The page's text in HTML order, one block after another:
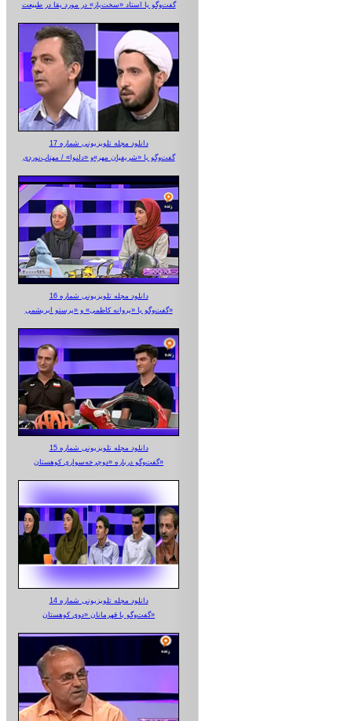
گفت‌وگو با استاد «سخت‌باز» در مورد بقا در طبیعت
دانلود مجله تلویزیونی شماره 17
گفت‌وگو با «شریفیان مهر»‌و «دلنوا» / مهتاب‌نوردی
دانلود مجله تلویزیونی شماره 16
گفت‌وگو با «پروانه کاظمی» و «پرستو‌ ابریشمی»
دانلود مجله تلویزیونی شماره 15
گفت‌وگو درباره «دوچرخه‌سواری کوهستان»
دانلود مجله تلویزیونی شماره 14
گفت‌وگو با قهرمانان «دوی کوهستان»